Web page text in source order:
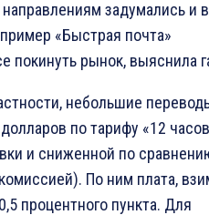
задумались и в
«Быстрая почта»
рынок, выяснила
небольшие
по тарифу «12
и сниженной по
По ним плата,
процентного пункта. Для